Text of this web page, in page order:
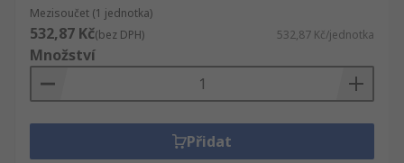
Mezisoučet (1 jednotka)
532,87 Kč(bez DPH) 532,87 Kč/jednotka
Množství
Přidat